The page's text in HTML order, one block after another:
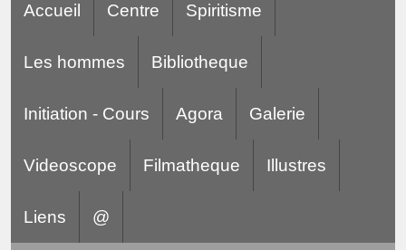
Ouvrages
Bibliothèque spirite
Bulletins "Le Spiritisme"
Newsletters
Accueil Centre Spiritisme
Les hommes Bibliotheque
Initiation - Cours Agora Galerie
Videoscope Filmatheque Illustres
Liens @